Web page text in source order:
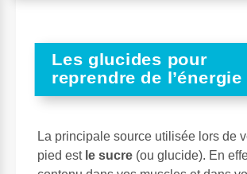
Les glucides pour
reprendre de l’énergie
La principale source utilisée lors de
pied est le sucre (ou glucide). En